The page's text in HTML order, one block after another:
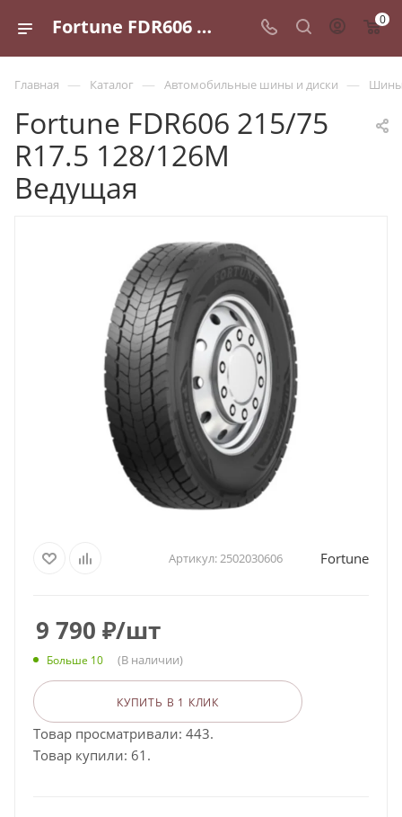
Fortune FDR606 215/75 R17.5 128/126M Ведущая - купить в Санкт-Петербурге по выгодной цене 0
Главная — Каталог — Автомобильные шины и диски — Шины
Fortune FDR606 215/75
R17.5 128/126M
Ведущая
Артикул:2502030606 Fortune
9 790 ₽/шт
Больше 10 (В наличии)
КУПИТЬ В 1 КЛИК
Товар просматривали: 443.
Товар купили: 61.